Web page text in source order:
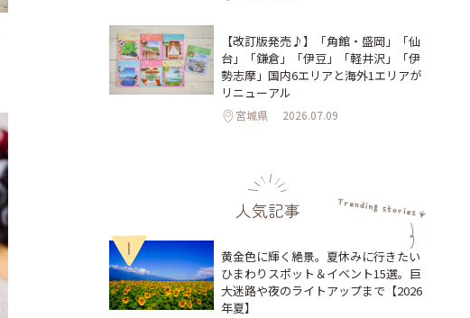
【改訂版発売♪】「角館・盛岡」「仙
台」「鎌倉」「伊豆」「軽井沢」「伊
勢志摩」国内6エリアと海外1エリアが
リニューアル
宮城県 2026.07.09
人気記事
1
黄金色に輝く絶景。夏休みに行きたい
ひまわりスポット＆イベント15選。巨
大迷路や夜のライトアップまで【2026
年夏】